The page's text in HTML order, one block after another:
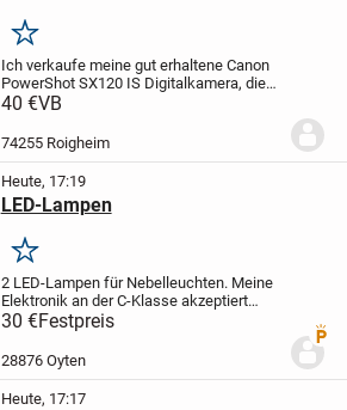
Merken
Ich verkaufe meine gut erhaltene Canon
PowerShot SX120 IS Digitalkamera, die
sich noch in der Originalverpackung
für unterwegs und bietet einen soliden...
40 €VB
74255 Roigheim
Heute, 17:19
LED-Lampen
Merken
2 LED-Lampen für Nebelleuchten. Meine
Elektronik an der C-Klasse akzeptiert
leider die Lampen nicht. War leider ein
Fehlkauf, deshalb preiswert abzugeben
30 €Festpreis
28876 Oyten
Heute, 17:17